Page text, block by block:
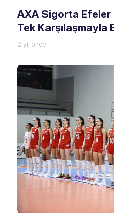
AXA Sigorta Efeler
Tek Karşılaşmayla
2 yıl önce